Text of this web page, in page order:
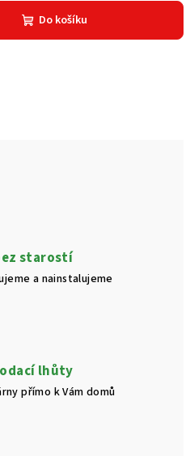
Do košíku
starostí
a nainstalujeme
lhůty
přímo k Vám domů